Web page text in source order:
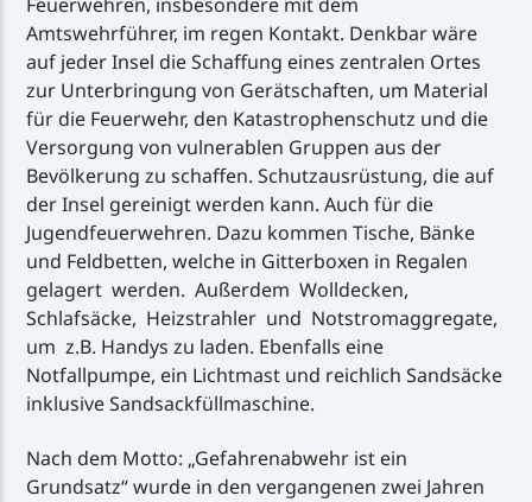
Amtswehrführer, im regen Kontakt. Denkbar wäre
auf jeder Insel die Schaffung eines zentralen Ortes
zur Unterbringung von Gerätschaften, um Material
für die Feuerwehr, den Katastrophenschutz und die
Versorgung von vulnerablen Gruppen aus der
Bevölkerung zu schaffen. Schutzausrüstung, die auf
der Insel gereinigt werden kann. Auch für die
Jugendfeuerwehren. Dazu kommen Tische, Bänke
und Feldbetten, welche in Gitterboxen in Regalen
gelagert werden. Außerdem Wolldecken,
Schlafsäcke, Heizstrahler und Notstromaggregate,
um z.B. Handys zu laden. Ebenfalls eine
Notfallpumpe, ein Lichtmast und reichlich Sandsäcke
inklusive Sandsackfüllmaschine.
Nach dem Motto: „Gefahrenabwehr ist ein
Grundsatz“ wurde in den vergangenen zwei Jahren